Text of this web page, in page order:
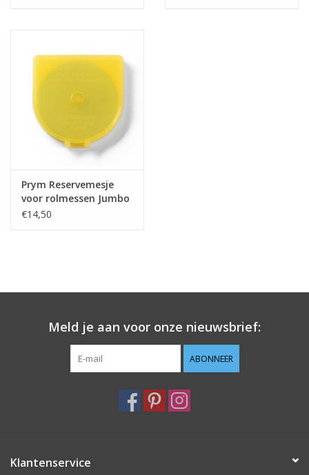
Prym Reservemesje
voor rolmessen Jumbo
dia 60 mm
€14,50
Meld je aan voor onze nieuwsbrief:
ABONNEER
Klantenservice